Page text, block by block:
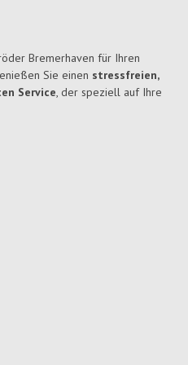
Bremerhaven für Ihren
Sie einen stressfreien,
Service, der speziell auf Ihre